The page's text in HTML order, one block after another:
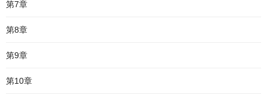
第7章
第8章
第9章
第10章